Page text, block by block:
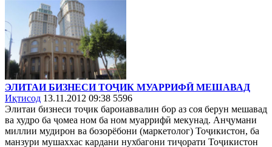
ЭЛИТАИ БИЗНЕСИ ТОҶИК МУАРРИФӢ МЕШАВАД
Иқтисод 13.11.2012 09:38 5596
Элитаи бизнеси тоҷик бароиаввалин бор аз соя берун мешавад
ва худро ба ҷомеа ном ба ном муаррифӣ мекунад. Анҷумани
миллии мудирон ва бозорёбони (маркетолог) Тоҷикистон, ба
манзури мушаххас кардани нухбагони тиҷорати Тоҷикистон